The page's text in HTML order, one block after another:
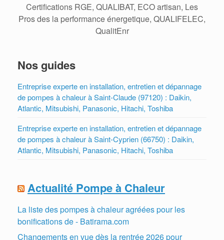
Certifications RGE, QUALIBAT, ECO artisan, Les
Pros des la performance énergetique, QUALIFELEC,
QualitEnr
Nos guides
Entreprise experte en installation, entretien et dépannage
de pompes à chaleur à Saint-Claude (97120) : Daikin,
Atlantic, Mitsubishi, Panasonic, Hitachi, Toshiba
Entreprise experte en installation, entretien et dépannage
de pompes à chaleur à Saint-Cyprien (66750) : Daikin,
Atlantic, Mitsubishi, Panasonic, Hitachi, Toshiba
Actualité Pompe à Chaleur
La liste des pompes à chaleur agréées pour les
bonifications de - Batirama.com
Changements en vue dès la rentrée 2026 pour